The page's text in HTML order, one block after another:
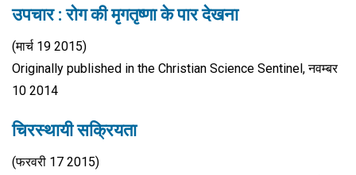
उपचार : रोग की मृगतृष्णा के पार देखना
(मार्च 19 2015)
Originally published in the Christian Science Sentinel, नवम्बर
10 2014
चिरस्थायी सक्रियता
(फरवरी 17 2015)